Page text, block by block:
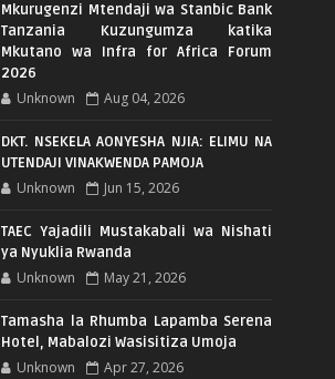
Mkurugenzi Mtendaji wa Stanbic Bank
Tanzania Kuzungumza katika
Mkutano wa Infra for Africa Forum
2026
Unknown Aug 04, 2026
DKT. NSEKELA AONYESHA NJIA: ELIMU NA
UTENDAJI VINAKWENDA PAMOJA
Unknown Jun 15, 2026
TAEC Yajadili Mustakabali wa Nishati
ya Nyuklia Rwanda
Unknown May 21, 2026
Tamasha la Rhumba Lapamba Serena
Hotel, Mabalozi Wasisitiza Umoja
Unknown Apr 27, 2026